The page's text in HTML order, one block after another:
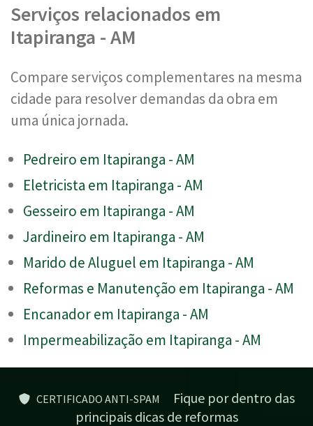
Serviços relacionados em
Itapiranga - AM
Compare serviços complementares na mesma
cidade para resolver demandas da obra em
uma única jornada.
Pedreiro em Itapiranga - AM
Eletricista em Itapiranga - AM
Gesseiro em Itapiranga - AM
Jardineiro em Itapiranga - AM
Marido de Aluguel em Itapiranga - AM
Reformas e Manutenção em Itapiranga - AM
Encanador em Itapiranga - AM
Impermeabilização em Itapiranga - AM
CERTIFICADO ANTI-SPAM
Fique por dentro das
principais dicas de reformas